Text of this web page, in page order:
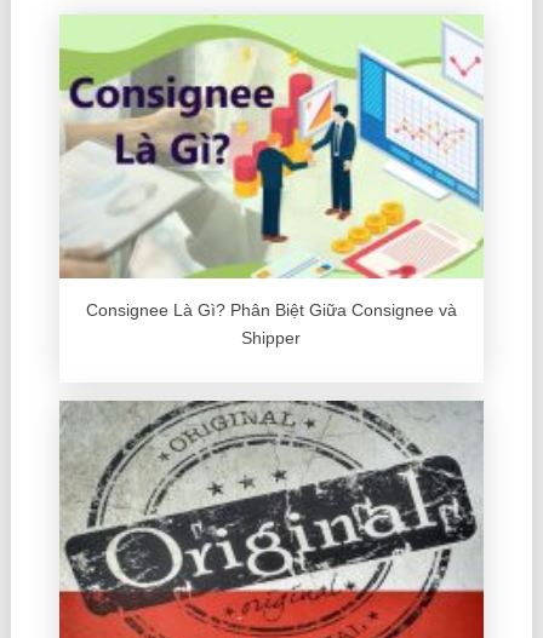
Consignee Là Gì? Phân Biệt Giữa Consignee và
Shipper